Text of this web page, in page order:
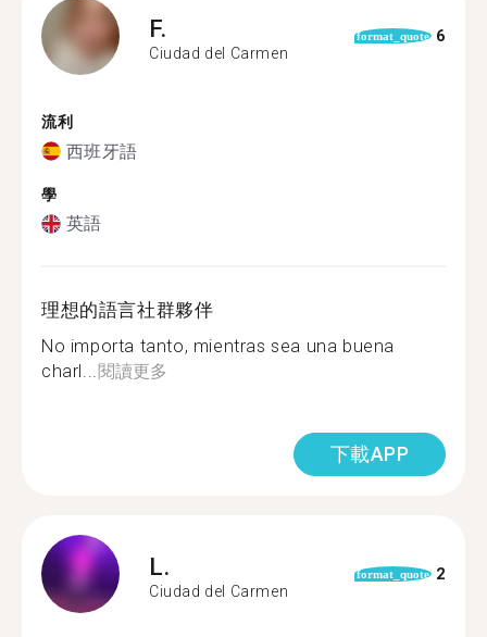
F.
Ciudad del Carmen
format_quote 6
流利
西班牙語
學
英語
理想的語言社群夥伴
No importa tanto, mientras sea una buena
charl...閱讀更多
下載APP
L.
Ciudad del Carmen
format_quote 2